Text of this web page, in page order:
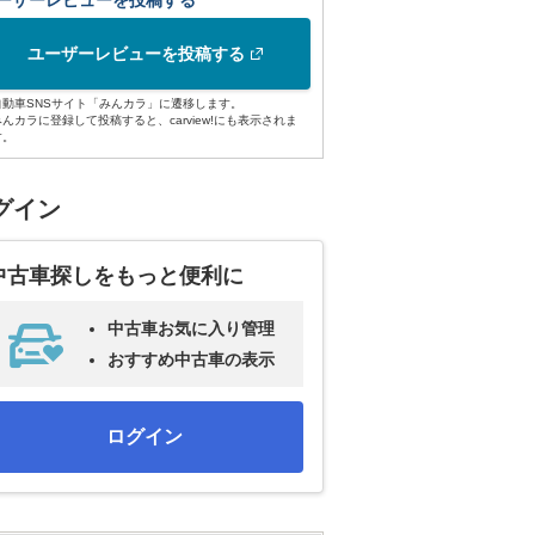
ユーザーレビューを投稿する
車SNSサイト「みんカラ」に遷移します。
んカラに登録して投稿すると、carview!にも表示されま
イン
古車探しをもっと便利に
中古車お気に入り管理
おすすめ中古車の表示
ログイン